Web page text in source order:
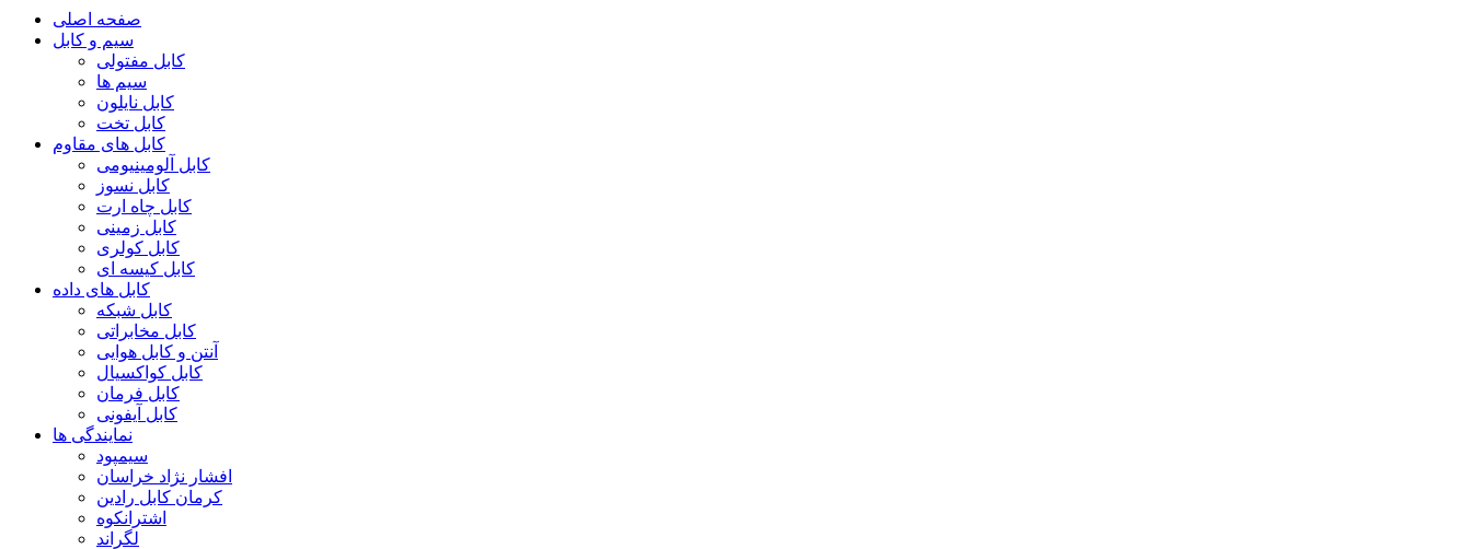
صفحه اصلی
سیم و کابل
کابل مفتولی
سیم ها
کابل نایلون
کابل تخت
کابل های مقاوم
کابل آلومینیومی
کابل نسوز
کابل چاه ارت
کابل زمینی
کابل کولری
کابل کیسه ای
کابل های داده
کابل شبکه
کابل مخابراتی
آنتن و کابل هوایی
کابل کواکسیال
کابل فرمان
کابل آیفونی
نمایندگی ها
سیمپود
افشار نژاد خراسان
کرمان کابل رادین
اشترانکوه
لگراند